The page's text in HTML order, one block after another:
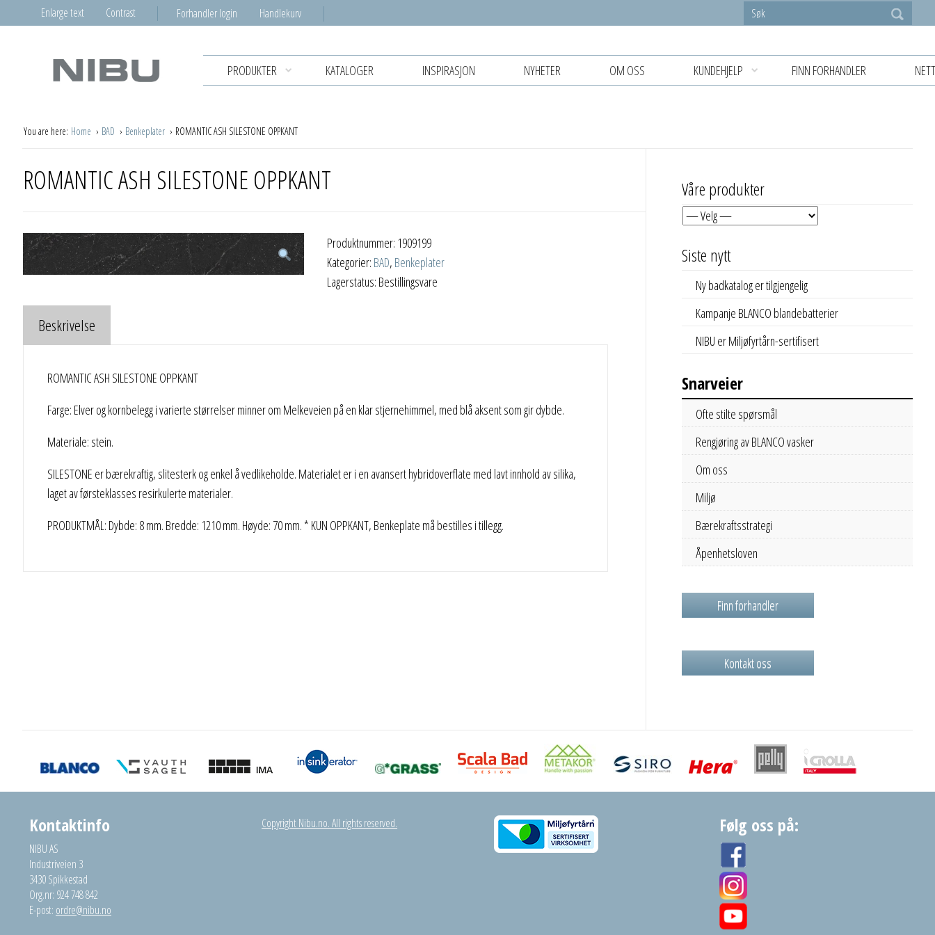
Enlarge text Contrast Forhandler login Handlekurv
PRODUKTER KATALOGER INSPIRASJON NYHETER OM OSS KUNDEHJELP FINN FORHANDLER
You are here: Home BAD Benkeplater ROMANTIC ASH SILESTONE OPPKANT
ROMANTIC ASH SILESTONE OPPKANT
Produktnummer: 1909199
Kategorier: BAD, Benkeplater
Lagerstatus: Bestillingsvare
Beskrivelse
ROMANTIC ASH SILESTONE OPPKANT
Farge: Elver og kornbelegg i varierte størrelser minner om Melkeveien på en klar stjernehimmel, med blå aksent som gir dybde.
Materiale: stein.
SILESTONE er bærekraftig, slitesterk og enkel å vedlikeholde. Materialet er i en avansert hybridoverflate med lavt innhold av silika,
laget av førsteklasses resirkulerte materialer.
PRODUKTMÅL: Dybde: 8 mm. Bredde: 1210 mm. Høyde: 70 mm. * KUN OPPKANT, Benkeplate må bestilles i tillegg.
Våre produkter
Siste nytt
Ny badkatalog er tilgjengelig
Kampanje BLANCO blandebatterier
NIBU er Miljøfyrtårn-sertifisert
Snarveier
Ofte stilte spørsmål
Rengjøring av BLANCO vasker
Om oss
Miljø
Bærekraftsstrategi
Åpenhetsloven
Finn forhandler
Kontakt oss
Kontaktinfo
NIBU AS
Industriveien 3
3430 Spikkestad
Org.nr: 924 748 842
E-post: ordre@nibu.no
Copyright Nibu.no. All rights reserved. Følg oss på: